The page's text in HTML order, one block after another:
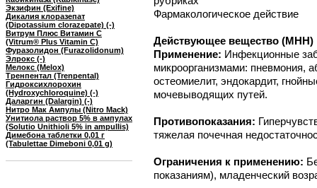
Экзифин (Exifine)
Дикалия клоразепат
(Dipotassium clorazepate) (-)
Витрум Плюс Витамин C
(Vitrum® Plus Vitamin C)
Фуразолидон (Furazolidonum)
Элрокс (-)
Мелокс (Melox)
Тренпентал (Trenpental)
Гидроксихлорохин
(Hydroxychloroquine) (-)
Даларгин (Dalargin) (-)
Нитро Мак Ампулы (Nitro Mack)
Унитиола раствор 5% в ампулах
(Solutio Unithioli 5% in ampullis)
Димебона таблетки 0,01 г
(Tabulettae Dimeboni 0,01 g)
Фармакологическое действие
Действующее вещество (МНН)
Применение: Инфекционные
микроорганизмами: пневмония,
остеомиелит, эндокардит,
мочевыводящих путей.
Противопоказания:
тяжелая почечная
Ограничения к применению:
показаниям), младенческий